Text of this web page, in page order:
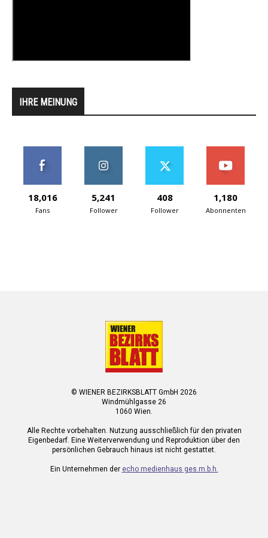
IHRE MEINUNG
18,016
Fans
5,241
Follower
408
Follower
1,180
Abonnenten
© WIENER BEZIRKSBLATT GmbH 2026
Windmühlgasse 26
1060 Wien.
Alle Rechte vorbehalten. Nutzung ausschließlich für den privaten
Eigenbedarf. Eine Weiterverwendung und Reproduktion über den
persönlichen Gebrauch hinaus ist nicht gestattet.
Ein Unternehmen der echo medienhaus ges.m.b.h.